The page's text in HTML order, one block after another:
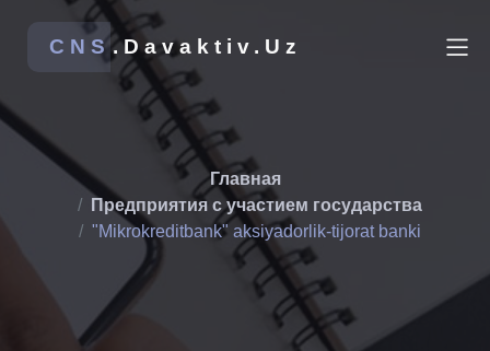
CNS.Davaktiv.Uz
Главная
Предприятия с участием государства
"Mikrokreditbank" aksiyadorlik-tijorat banki